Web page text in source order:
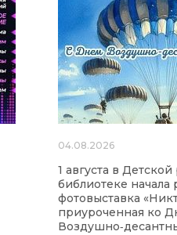
04.08.2026
1 августа в
библиотеке начала
фотовыставка
приуроченная ко